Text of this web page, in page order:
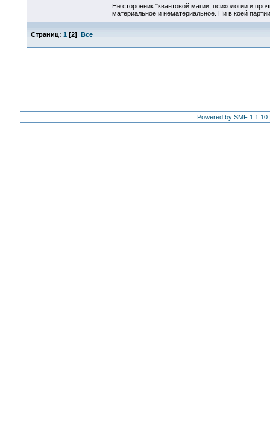
Не сторонник "квантовой магии, психологии и
материальное и нематериальное. Ни в коей
Страниц: 1 [2] Все
Powered by SMF 1.1.10